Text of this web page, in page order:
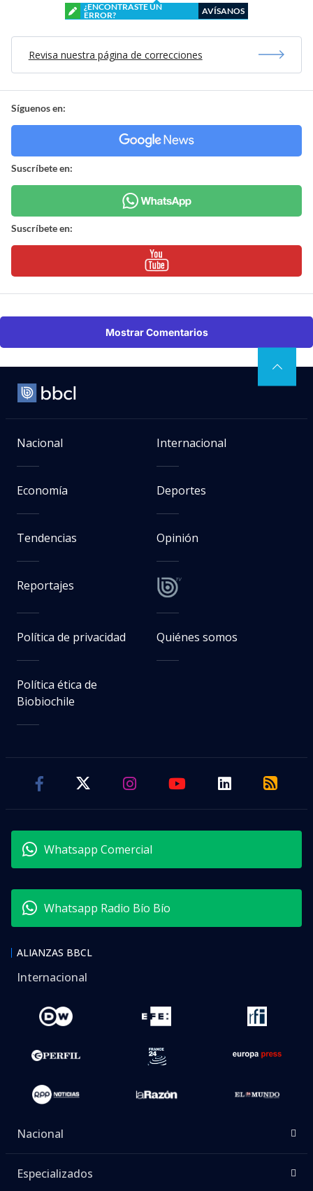
¿ENCONTRASTE UN
ERROR?
AVÍSANOS
Revisa nuestra página de correcciones
Síguenos en:
Suscríbete en:
Suscríbete en:
Mostrar Comentarios
Nacional Internacional
Economía Deportes
Tendencias Opinión
Reportajes
Política de privacidad Quiénes somos
Política ética de
Biobiochile
Whatsapp Comercial
Whatsapp Radio Bío Bío
ALIANZAS BBCL
Internacional
Nacional
Especializados